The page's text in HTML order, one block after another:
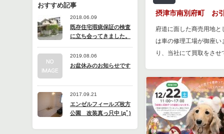
おすすめ記事
2018.06.09
既存住宅瑕疵保証の検査
に立ち会ってきました。
2019.08.06
お盆休みのお知らせです
2017.09.21
エンゼルフィールズ枚方
公園 改装真っ只中 |дﾟ)
摂津市南別府町 お
府道に面した商売用地
は車の修理工場が御座い
り、当社にて買取をさ